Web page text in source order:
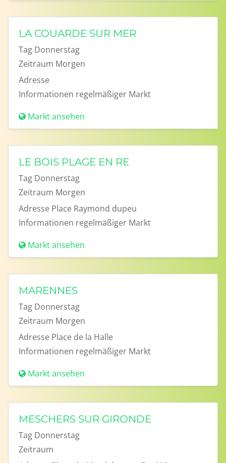
LA COUARDE SUR MER
Tag Donnerstag
Zeitraum Morgen
Adresse
Informationen regelmäßiger Markt
Markt ansehen
LE BOIS PLAGE EN RE
Tag Donnerstag
Zeitraum Morgen
Adresse Place Raymond dupeu
Informationen regelmäßiger Markt
Markt ansehen
MARENNES
Tag Donnerstag
Zeitraum Morgen
Adresse Place de la Halle
Informationen regelmäßiger Markt
Markt ansehen
MESCHERS SUR GIRONDE
Tag Donnerstag
Zeitraum